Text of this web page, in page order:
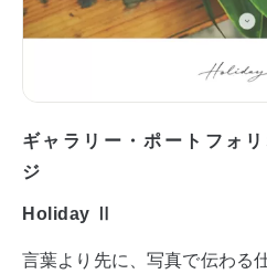
ギャラリー・ポートフォリ
ジ
Holiday Ⅱ
言葉より先に、写真で伝わる